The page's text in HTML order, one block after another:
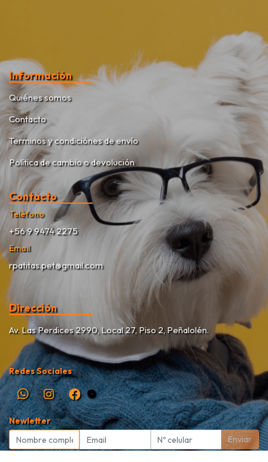
Información
Quiénes somos
Contacto
Terminos y condiciónes de envío
Política de cambio o devolución
Contacto
Teléfono
+56 9 9474 2275
Email
rpatitas.pet@gmail.com
Dirección
Av. Las Perdices 2990, Local 27, Piso 2, Peñalolén.
Redes Sociales
Newletter
Enviar